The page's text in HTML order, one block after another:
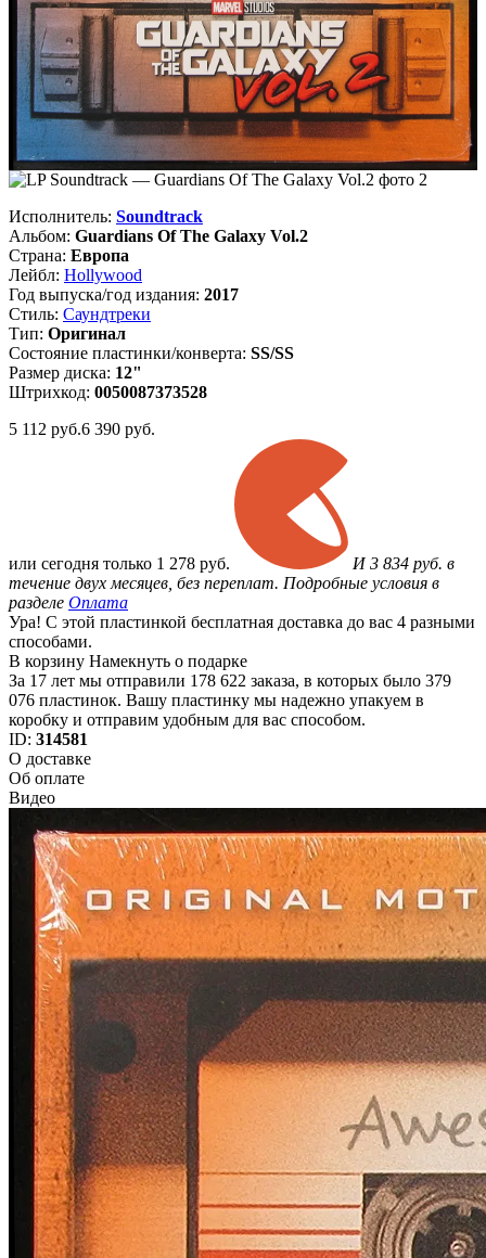
Исполнитель: Soundtrack
Альбом: Guardians Of The Galaxy Vol.2
Страна: Европа
Лейбл: Hollywood
Год выпуска/год издания: 2017
Стиль: Саундтреки
Тип: Оригинал
Состояние пластинки/конверта: SS/SS
Размер диска: 12"
Штрихкод: 0050087373528
5 112 руб.6 390 руб.
или сегодня только 1 278 руб.
И 3 834 руб. в
течение двух месяцев, без переплат. Подробные условия в
разделе Оплата
Ура! С этой пластинкой бесплатная доставка до вас 4 разными
способами.
В корзину Намекнуть о подарке
За 17 лет мы отправили 178 622 заказа, в которых было 379
076 пластинок. Вашу пластинку мы надежно упакуем в
коробку и отправим удобным для вас способом.
ID: 314581
О доставке
Об оплате
Видео